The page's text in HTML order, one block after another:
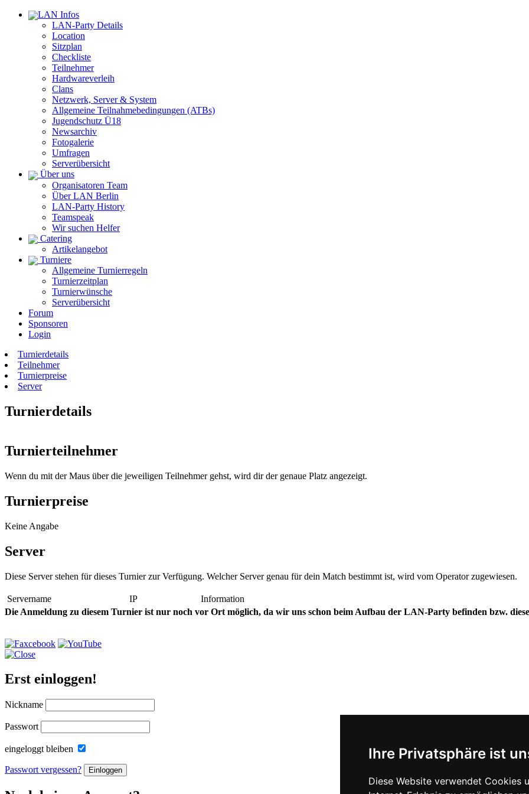
Ihre Privatsphäre ist
Diese Website verwendet Cookies
LAN Infos
LAN-Party Details
Location
Sitzplan
Checkliste
Teilnehmer
Hardwareverleih
Clans
Netzwerk, Server & System
Allgemeine Teilnahmebedingungen (ATBs)
Jugendschutz Ü18
Newsarchiv
Fotogalerie
Umfragen
Serverübersicht
Über uns
Organisatoren Team
Über LAN Berlin
LAN-Party History
Teamspeak
Wir suchen Helfer
Catering
Artikelangebot
Turniere
Allgemeine Turnierregeln
Turnierzeitplan
Turnierwünsche
Serverübersicht
Forum
Sponsoren
Login
Turnierdetails
Teilnehmer
Turnierpreise
Server
Turnierdetails
Turnierteilnehmer
Wenn du mit der Maus über die jeweiligen Teilnehmer gehst, wird dir der genaue Platz angezeigt.
Turnierpreise
Keine Angabe
Server
Diese Server stehen für dieses Turnier zur Verfügung. Welcher Server genau für dein Match bestimmt ist, wird vom Operator zugewiesen.
Servername IP
Information
Die Anmeldung zu diesem Turnier ist nur noch vor Ort möglich, da wir uns schon beim Aufbau der LAN-Party befinden bzw.
Erst einloggen!
Nickname
Passwort
eingeloggt bleiben
Passwort vergessen?